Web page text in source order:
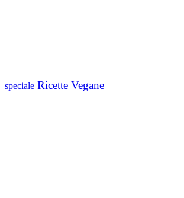
speciale Ricette Vegane